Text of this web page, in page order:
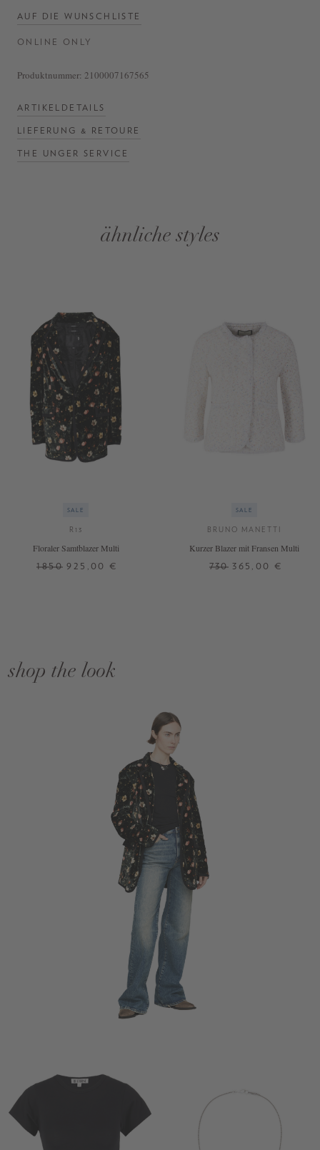
AUF DIE WUNSCHLISTE
ONLINE ONLY
Produktnummer: 2100007167565
ARTIKELDETAILS
LIEFERUNG & RETOURE
THE UNGER SERVICE
ähnliche styles
SALE
R13
Floraler Samtblazer Multi
1850 925,00 €
SALE
BRUNO MANETTI
Kurzer Blazer mit Fransen Multi
730 365,00 €
shop the look